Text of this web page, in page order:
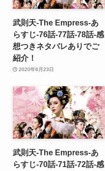
武則天-The Empress-あ
らすじ-76話-77話-78話-感
想つきネタバレありでご
紹介！
2020年6月23日
武則天-The Empress-あ
らすじ-70話-71話-72話-感